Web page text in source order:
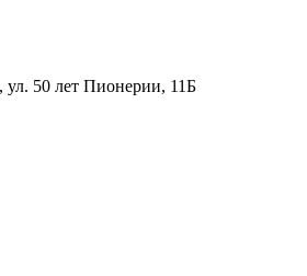
50 лет Пионерии, 11Б